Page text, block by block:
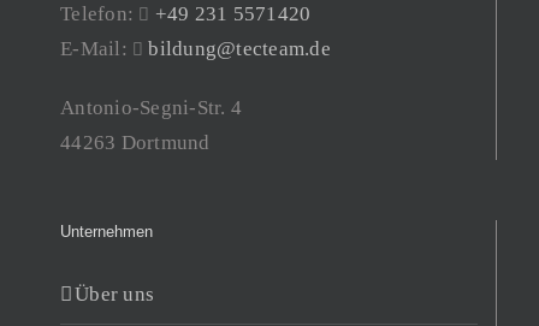
Telefon:
+49 231 5571420
E-Mail:
bildung@tecteam.de
Antonio-Segni-Str. 4
44263 Dortmund
Unternehmen
Über uns